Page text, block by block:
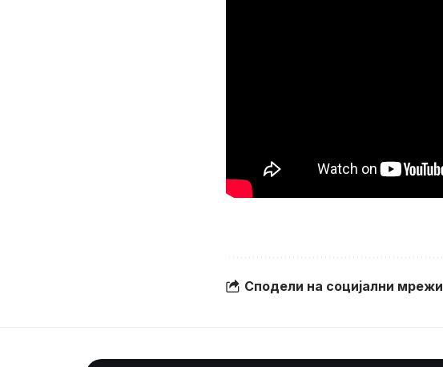
Сподели на социјални мрежи